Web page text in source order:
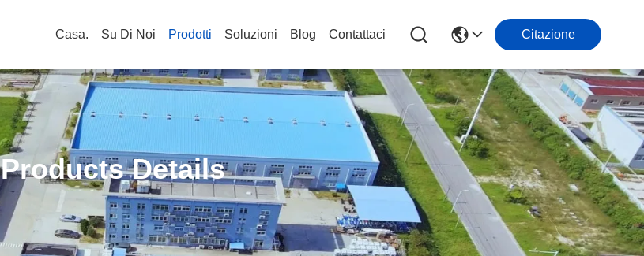
Casa. Su Di Noi Prodotti Soluzioni Blog Contattaci Citazione
Products Details